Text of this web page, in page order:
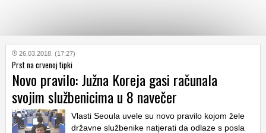
KATEGORIJE
HRVATSKI
WEB
26.03.2018. (17:27)
Prst na crvenoj tipki
Novo pravilo: Južna Koreja gasi računala
svojim službenicima u 8 navečer
Vlasti Seoula uvele su novo pravilo kojom žele
državne službenike natjerati da odlaze s posla